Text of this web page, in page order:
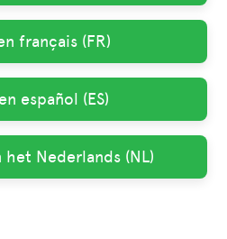
français (FR)
español (ES)
Nederlands (NL)